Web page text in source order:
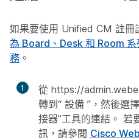
如果要使用 Unified CM 註冊
為 Board、Desk 和 Room
務 。
1 從 https://
轉到“ 設備 ”，然後選
接器”工具的連結。 若
訊，請參閱 Cisco